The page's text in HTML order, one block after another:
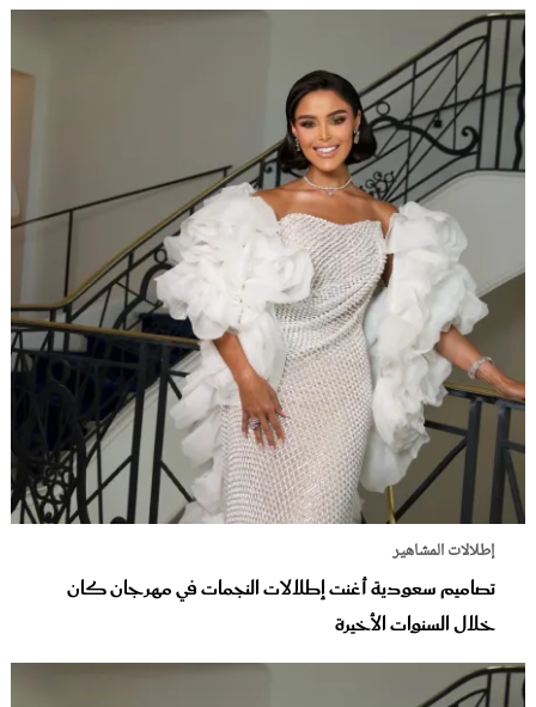
إطلالات المشاهير
تصاميم سعودية أغنت إطلالات النجمات في مهرجان كان
خلال السنوات الأخيرة